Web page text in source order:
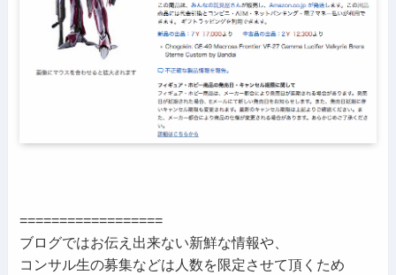
==================
ブログではお伝え出来ない新鮮な情報や、
コンサル生の募集などは人数を限定させて頂くため